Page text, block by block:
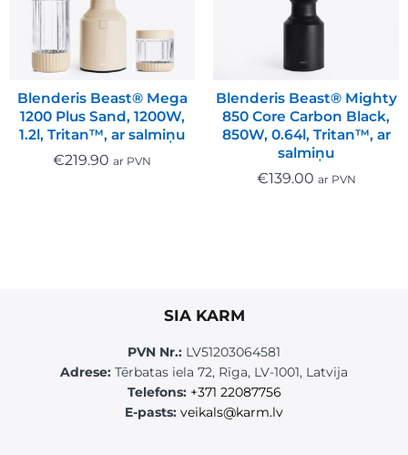
Blenderis Beast® Mega
1200 Plus Sand, 1200W,
1.2l, Tritan™, ar salmiņu
€219.90 ar PVN
Blenderis Beast® Mighty
850 Core Carbon Black,
850W, 0.64l, Tritan™, ar
salmiņu
€139.00 ar PVN
SIA KARM
PVN Nr.: LV51203064581
Adrese: Tērbatas iela 72, Rīga, LV-1001, Latvija
Telefons: +371 22087756
E-pasts: veikals@karm.lv